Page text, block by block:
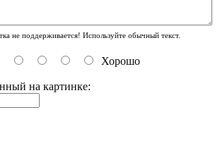
не поддерживается! Используйте обычный текст.
Хорошо
на картинке: